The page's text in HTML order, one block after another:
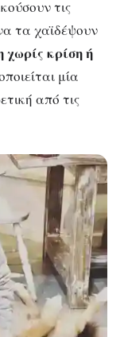
τις
τα χαϊδέψουν
κρίση ή
μία
από τις